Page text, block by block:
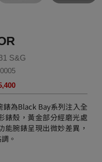
S&G
錶為Black Bay系列注入全
錶殼，黃金部分經磨光處
腕錶呈現出微妙差異，
。